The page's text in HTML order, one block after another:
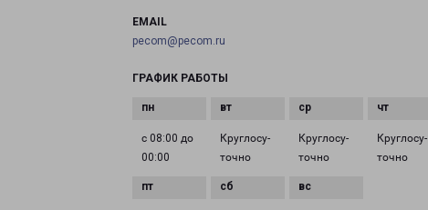
EMAIL
pecom@pecom.ru
ГРАФИК РАБОТЫ
с 08:00 до
00:00
Круглосу­
точно
Круглосу­
точно
Круглосу­
точно